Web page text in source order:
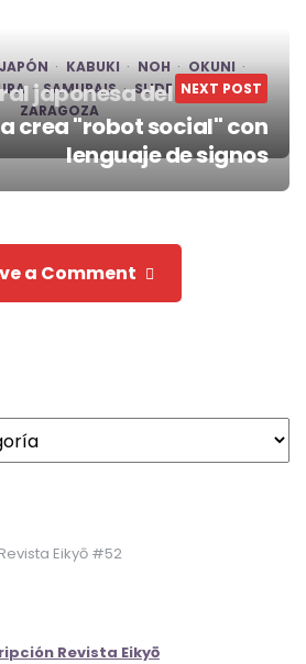
JAPÓN KABUKI NOH
OKUNI
SAMURAIS SLIDE
TEATRO
ZARAGOZA
japonesa del 6 al 12
NEXT POST
crea "robot social" con
lenguaje de signos
a Comment
Revista Eikyō #52
Revista Eikyō